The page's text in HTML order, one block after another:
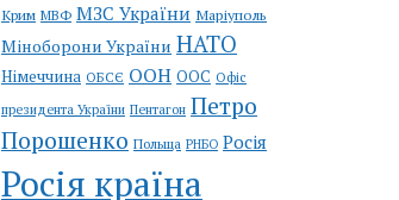
Крим МВФ МЗС України Маріуполь
Міноборони України НАТО
Німеччина ОБСЄ ООН ООС Офіс
президента України Пентагон Петро
Порошенко Польща РНБО Росія
Росія країна